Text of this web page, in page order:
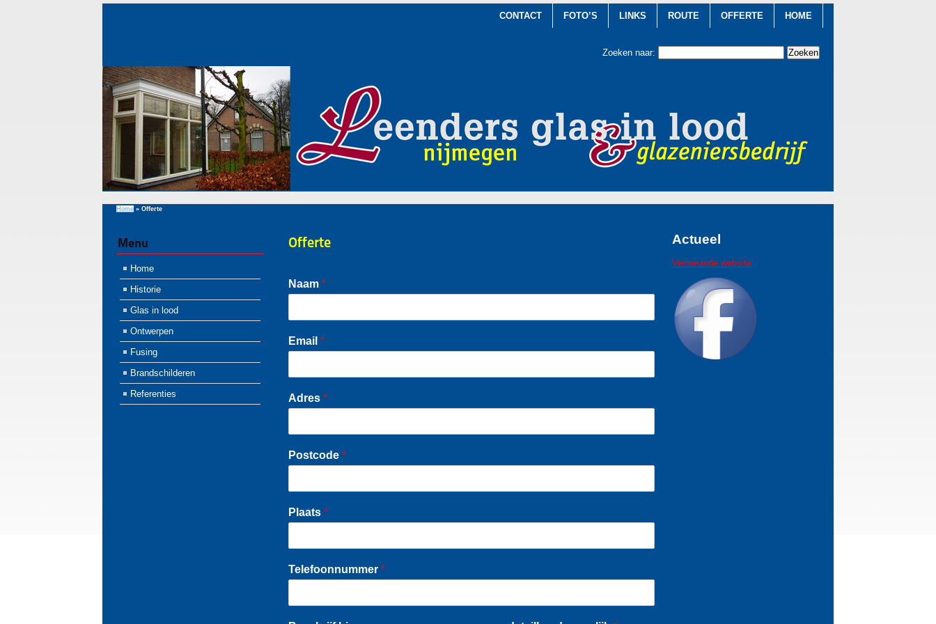
CONTACT FOTO’S LINKS ROUTE OFFERTE HOME
Zoeken naar:
Home » Offerte
Menu
Home
Historie
Glas in lood
Ontwerpen
Fusing
Brandschilderen
Referenties
Offerte
Naam*
Email*
Adres*
Postcode*
Plaats*
Telefoonnummer*
Actueel
Vernieuwde website